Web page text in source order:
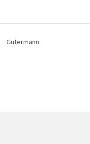
Gutermann